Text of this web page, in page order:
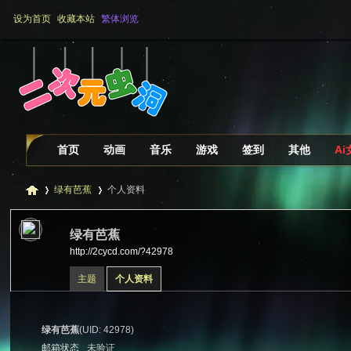
设为首页 收藏本站 繁体浏览
首页 动画 音乐 游戏 签到 其他 Ai
绿有芭蕉
›
个人资料
绿有芭蕉
http://2cycd.com/?42978
主题 个人资料
绿有芭蕉(UID: 42978)
邮箱状态
未验证